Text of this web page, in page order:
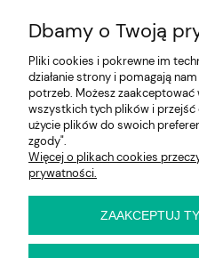
Informacje
E-KRZESŁO
Biuro handlowe (bez
kontakt przed wizytą
ul. Cynamonowa 2,
woj. dolnośląskie
Dbamy o Twoją
Pliki cookies i pokrewne im
działanie strony i pomagają
potrzeb. Możesz zaakceptować
wszystkich tych plików i
użycie plików do swoich
zgody".
Więcej o plikach cookies
prywatności.
ZAAKCEPTUJ